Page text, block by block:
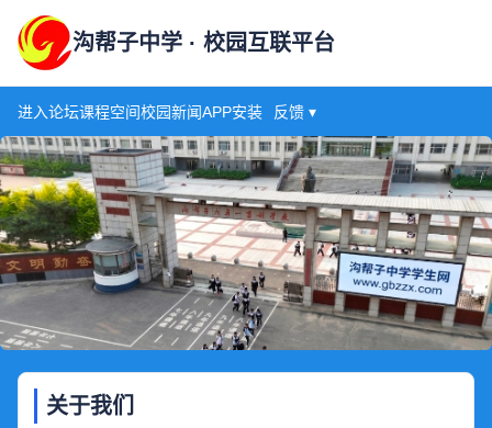
沟帮子中学 · 校园互联平台
进入论坛课程空间校园新闻APP安装 反馈 ▾
关于我们